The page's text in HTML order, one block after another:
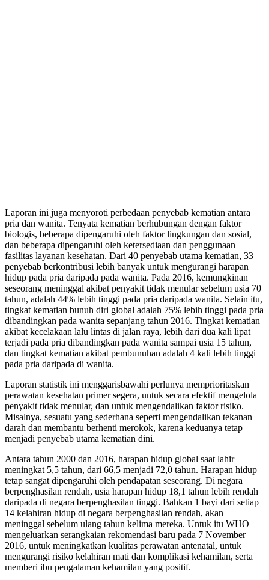
Laporan ini juga menyoroti perbedaan penyebab kematian antara
pria dan wanita. Tenyata kematian berhubungan dengan faktor
biologis, beberapa dipengaruhi oleh faktor lingkungan dan sosial,
dan beberapa dipengaruhi oleh ketersediaan dan penggunaan
fasilitas layanan kesehatan. Dari 40 penyebab utama kematian, 33
penyebab berkontribusi lebih banyak untuk mengurangi harapan
hidup pada pria daripada pada wanita. Pada 2016, kemungkinan
seseorang meninggal akibat penyakit tidak menular sebelum usia 70
tahun, adalah 44% lebih tinggi pada pria daripada wanita. Selain itu,
tingkat kematian bunuh diri global adalah 75% lebih tinggi pada pria
dibandingkan pada wanita sepanjang tahun 2016. Tingkat kematian
akibat kecelakaan lalu lintas di jalan raya, lebih dari dua kali lipat
terjadi pada pria dibandingkan pada wanita sampai usia 15 tahun,
dan tingkat kematian akibat pembunuhan adalah 4 kali lebih tinggi
pada pria daripada di wanita.
Laporan statistik ini menggarisbawahi perlunya memprioritaskan
perawatan kesehatan primer segera, untuk secara efektif mengelola
penyakit tidak menular, dan untuk mengendalikan faktor risiko.
Misalnya, sesuatu yang sederhana seperti mengendalikan tekanan
darah dan membantu berhenti merokok, karena keduanya tetap
menjadi penyebab utama kematian dini.
Antara tahun 2000 dan 2016, harapan hidup global saat lahir
meningkat 5,5 tahun, dari 66,5 menjadi 72,0 tahun. Harapan hidup
tetap sangat dipengaruhi oleh pendapatan seseorang. Di negara
berpenghasilan rendah, usia harapan hidup 18,1 tahun lebih rendah
daripada di negara berpenghasilan tinggi. Bahkan 1 bayi dari setiap
14 kelahiran hidup di negara berpenghasilan rendah, akan
meninggal sebelum ulang tahun kelima mereka. Untuk itu WHO
mengeluarkan serangkaian rekomendasi baru pada 7 November
2016, untuk meningkatkan kualitas perawatan antenatal, untuk
mengurangi risiko kelahiran mati dan komplikasi kehamilan, serta
memberi ibu pengalaman kehamilan yang positif.